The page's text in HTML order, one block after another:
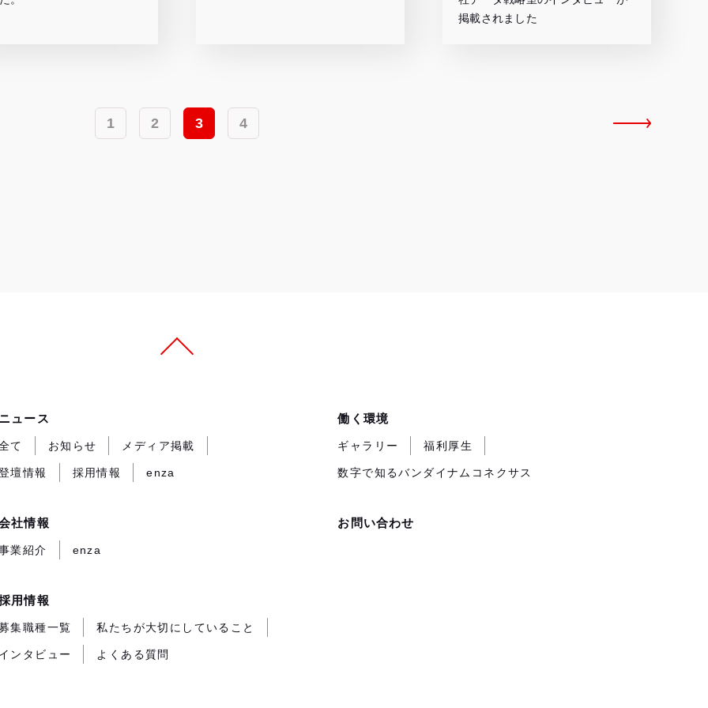
掲載されました
1 2 3 4
ュース
て お知らせ メディア掲載
壇情報 採用情報 enza
社情報
業紹介 enza
用情報
集職種一覧 私たちが大切にしていること
ンタビュー よくある質問
働く環境
ギャラリー 福利厚生
数字で知るバンダイナムコネクサス
お問い合わせ